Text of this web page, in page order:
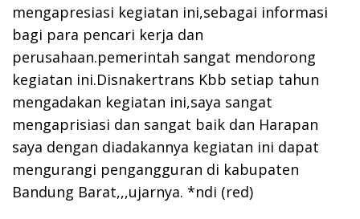
mengapresiasi kegiatan ini,sebagai informasi
bagi para pencari kerja dan
perusahaan.pemerintah sangat mendorong
kegiatan ini.Disnakertrans Kbb setiap tahun
mengadakan kegiatan ini,saya sangat
mengaprisiasi dan sangat baik dan Harapan
saya dengan diadakannya kegiatan ini dapat
mengurangi pengangguran di kabupaten
Bandung Barat,,,ujarnya. *ndi (red)